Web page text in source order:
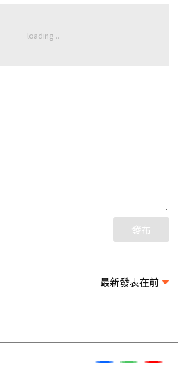
發布
最新發表在前